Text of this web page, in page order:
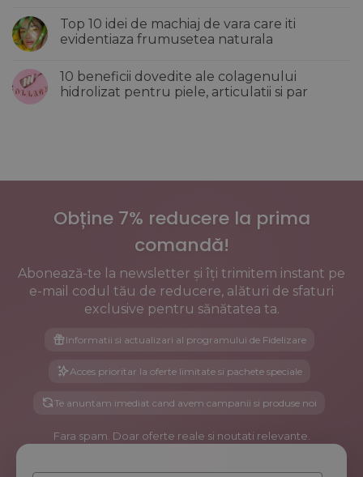
tenul
care
imbatranesc
tenul
un
efect
incarcat
la
Sanatatea
femeilor
Cum
influenteaza
aceasta
Top 10 idei de machiaj de vara care iti
evidentiaza frumusetea naturala
la
Top
10
evidentiaza
10 beneficii dovedite ale colagenului
hidrolizat pentru piele, articulatii si par
colagenului
piele,
articulatii
Obține 7% reducere la prima
comandă!
Abonează-te la newsletter și îți trimitem instant pe
e-mail codul tău de reducere, alături de sfaturi
exclusive pentru sănătatea ta.
Informatii si actualizari al programului de Fidelizare
Acces prioritar la oferte limitate si pachete speciale
Te anuntam imediat cand avem campanii si produse noi
Fara spam. Doar oferte reale si noutati relevante.